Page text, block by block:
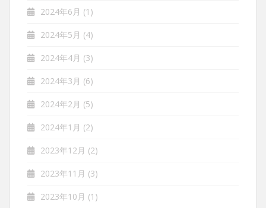
2024年6月 (1)
2024年5月 (4)
2024年4月 (3)
2024年3月 (6)
2024年2月 (5)
2024年1月 (2)
2023年12月 (2)
2023年11月 (3)
2023年10月 (1)